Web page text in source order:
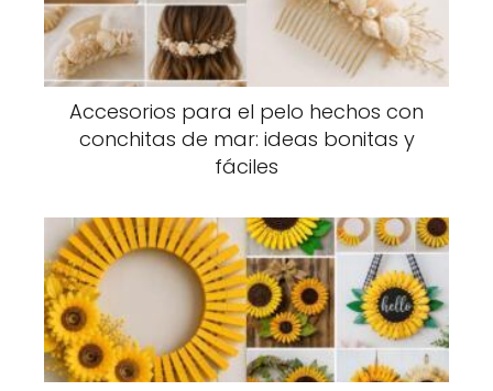
Accesorios para el pelo hechos con
conchitas de mar: ideas bonitas y
fáciles